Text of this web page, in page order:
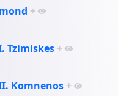
+
Tzimiskes +
Komnenos +